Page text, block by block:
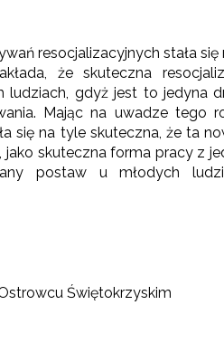
resocjalizacyjnych stała
że skuteczna
ludziach, gdyż jest to jedyna
Mając na uwadze tego
się na tyle skuteczna, że ta
skuteczna forma pracy z
postaw u młodych ludzi
Świętokrzyskim